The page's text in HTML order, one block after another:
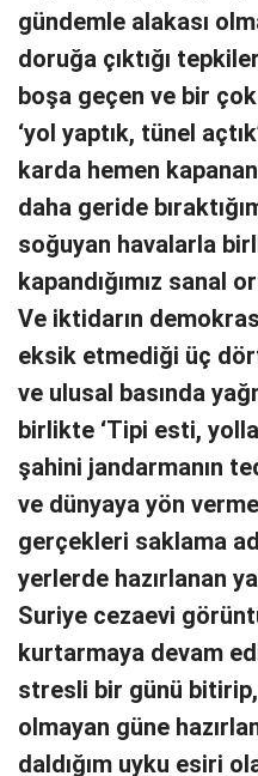
gündemle alakası
doruğa çıktığı
boşa geçen ve bir
‘yol yaptık, tünel
karda hemen
daha geride
soğuyan havalarla
kapandığımız sanal
Ve iktidarın
eksik etmediği üç
ve ulusal basında
birlikte ‘Tipi esti,
şahini jandarmanın
ve dünyaya yön
gerçekleri saklama
yerlerde hazırlanan
Suriye cezaevi
kurtarmaya devam
stresli bir günü
olmayan güne
daldığım uyku esiri